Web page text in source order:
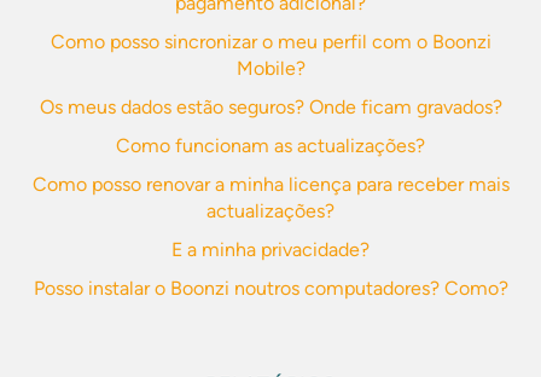
Como posso sincronizar o meu perfil com o Boonzi
Mobile?
Os meus dados estão seguros? Onde ficam gravados?
Como funcionam as actualizações?
Como posso renovar a minha licença para receber mais
actualizações?
E a minha privacidade?
Posso instalar o Boonzi noutros computadores? Como?